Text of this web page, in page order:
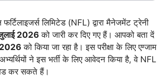
लिमिटेड (NFL) द्वारा मैनेजमेंट ट्रेनी
2026 को जारी कर दिए गए हैं। आपको बता दें
2026 को किया जा रहा है। इस परीक्षा के लिए एग्जाम
ने इस भर्ती के लिए आवेदन किया है, वे NFL
कर सकते हैं।